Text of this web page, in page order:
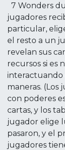
7 Wonders
jugadores
particular,
el resto a un
revelan sus
recursos si es
interactuando
maneras.
con poderes
cartas, y los
jugador elige
pasaron, y el
jugadores